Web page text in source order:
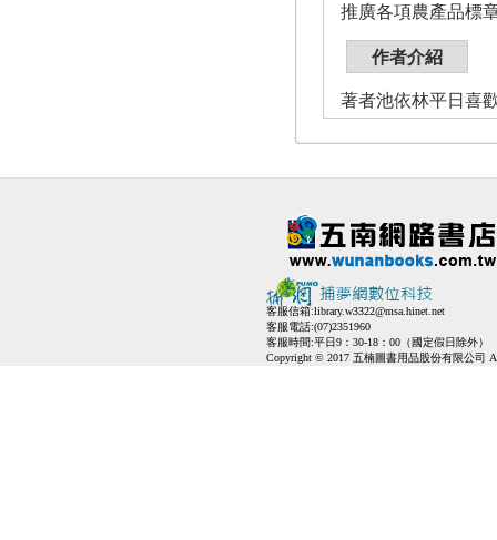
推廣各項農產品標
作者介紹
著者池依林平日喜
客服信箱:library.w3322@msa.hinet.net
客服電話:(07)2351960
客服時間:平日9：30-18：00（國定假日除外）
Copyright © 2017 五楠圖書用品股份有限公司